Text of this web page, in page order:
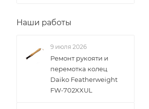
Наши работы
9 июля 2026
Ремонт рукояти и
перемотка колец
Daiko Featherweight
FW-702XXUL